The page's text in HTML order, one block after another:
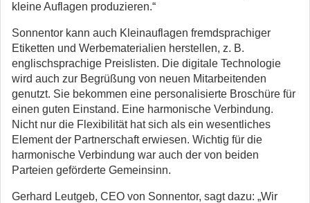
kleine Auflagen produzieren.“
Sonnentor kann auch Kleinauflagen fremdsprachiger
Etiketten und Werbematerialien herstellen, z. B.
englischsprachige Preislisten. Die digitale Technologie
wird auch zur Begrüßung von neuen Mitarbeitenden
genutzt. Sie bekommen eine personalisierte Broschüre für
einen guten Einstand. Eine harmonische Verbindung.
Nicht nur die Flexibilität hat sich als ein wesentliches
Element der Partnerschaft erwiesen. Wichtig für die
harmonische Verbindung war auch der von beiden
Parteien geförderte Gemeinsinn.
Gerhard Leutgeb, CEO von Sonnentor, sagt dazu: „Wir